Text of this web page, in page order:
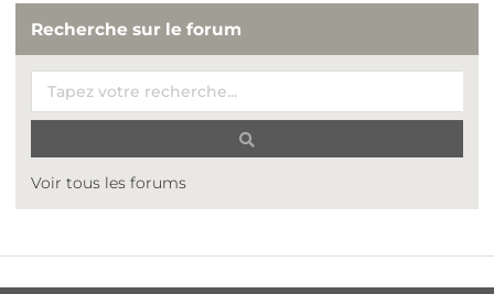
Recherche sur le forum
Voir tous les forums